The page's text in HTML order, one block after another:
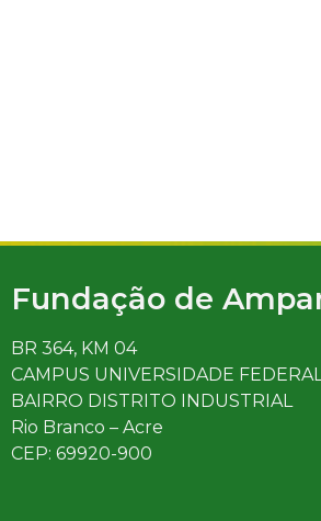
Fundação de
BR 364, KM 04
CAMPUS UNIVERSIDADE
BAIRRO DISTRITO INDUSTRIAL
Rio Branco – Acre
CEP: 69920-900